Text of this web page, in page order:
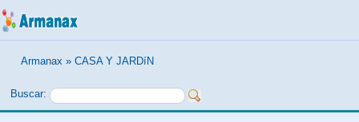
Armanax » CASA Y JARDíN
Buscar: